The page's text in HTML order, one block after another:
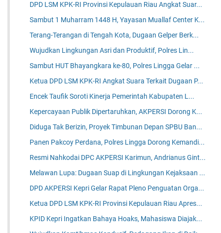
DPD LSM KPK-RI Provinsi Kepulauan Riau Angkat Suar...
Sambut 1 Muharram 1448 H, Yayasan Muallaf Center K...
Terang-Terangan di Tengah Kota, Dugaan Gelper Berk...
Wujudkan Lingkungan Asri dan Produktif, Polres Lin...
Sambut HUT Bhayangkara ke-80, Polres Lingga Gelar ...
Ketua DPD LSM KPK-RI Angkat Suara Terkait Dugaan P...
Encek Taufik Soroti Kinerja Pemerintah Kabupaten L...
Kepercayaan Publik Dipertaruhkan, AKPERSI Dorong K...
Diduga Tak Berizin, Proyek Timbunan Depan SPBU Ban...
Panen Pakcoy Perdana, Polres Lingga Dorong Kemandi...
Resmi Nahkodai DPC AKPERSI Karimun, Andrianus Gint...
Melawan Lupa: Dugaan Suap di Lingkungan Kejaksaan ...
DPD AKPERSI Kepri Gelar Rapat Pleno Penguatan Orga...
Ketua DPD LSM KPK-RI Provinsi Kepulauan Riau Apres...
KPID Kepri Ingatkan Bahaya Hoaks, Mahasiswa Diajak...